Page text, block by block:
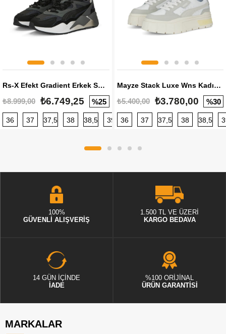
Rs-X Efekt Gradient Erkek Sneaker
₺8.999,00 ₺6.749,25 %25
36 37 37,5 38 38,5 39 40 40,5 41 42 42,5
Mayze Stack Luxe Wns Kadın Sneaker
₺5.400,00 ₺3.780,00 %30
36 37 37,5 38 38,5
100%
GÜVENLİ ALIŞVERİŞ
1.500 TL VE ÜZERİ
KARGO BEDAVA
14 GÜN İÇİNDE
İADE
%100 ORİJİNAL
ÜRÜN GARANTİSİ
MARKALAR